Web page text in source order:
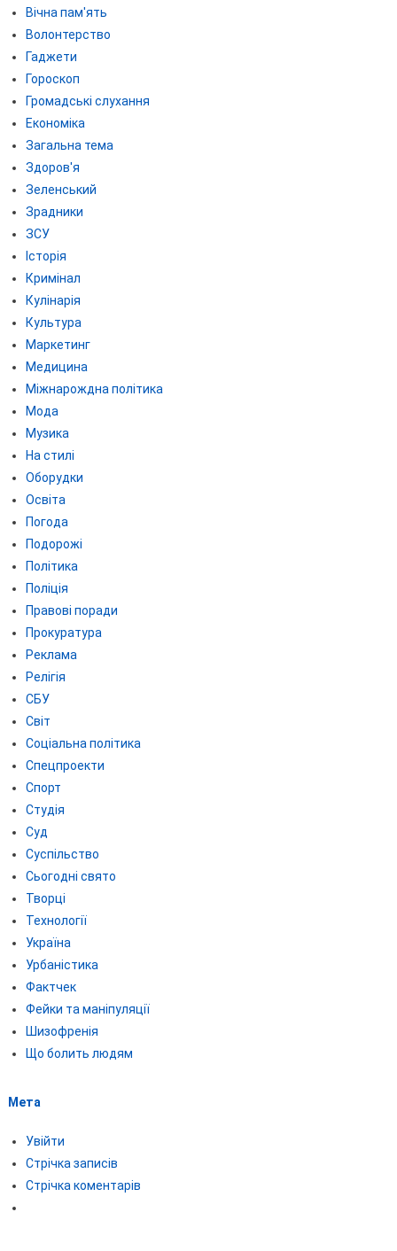
Вічна пам'ять
Волонтерство
Гаджети
Гороскоп
Громадські слухання
Економіка
Загальна тема
Здоров'я
Зеленський
Зрадники
ЗСУ
Історія
Кримінал
Кулінарія
Культура
Маркетинг
Медицина
Міжнарождна політика
Мода
Музика
На стилі
Оборудки
Освіта
Погода
Подорожі
Політика
Поліція
Правові поради
Прокуратура
Реклама
Релігія
СБУ
Світ
Соціальна політика
Спецпроекти
Спорт
Студія
Суд
Суспільство
Сьогодні свято
Творці
Технології
Україна
Урбаністика
Фактчек
Фейки та маніпуляції
Шизофренія
Що болить людям
Мета
Увійти
Стрічка записів
Стрічка коментарів